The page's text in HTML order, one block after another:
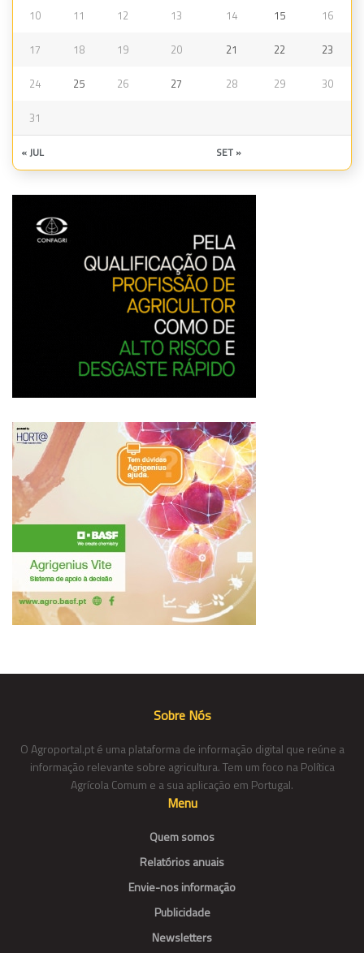
10 11 12 13 14 15 16
17 18 19 20 21 22 23
24 25 26 27 28 29 30
31
« JUL SET »
Sobre Nós
O Agroportal.pt é uma plataforma de informação digital que reúne a
informação relevante sobre agricultura. Tem um foco na Política
Agrícola Comum e a sua aplicação em Portugal.
Menu
Quem somos
Relatórios anuais
Envie-nos informação
Publicidade
Newsletters